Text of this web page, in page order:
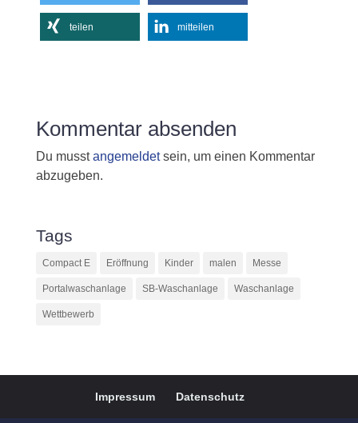
teilen mitteilen
Kommentar absenden
Du musstangemeldetsein, um einen Kommentar
abzugeben.
Tags
Compact E Eröffnung Kinder malen Messe
Portalwaschanlage SB-Waschanlage Waschanlage
Wettbewerb
Impressum Datenschutz